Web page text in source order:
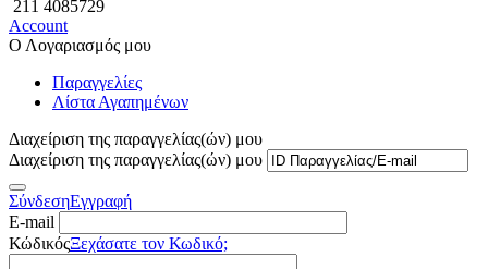
211 4085729
Account
Ο Λογαριασμός μου
Παραγγελίες
Λίστα Αγαπημένων
Διαχείριση της παραγγελίας(ών) μου
Διαχείριση της παραγγελίας(ών) μου
ΣύνδεσηΕγγραφή
E-mail
ΚώδικόςΞεχάσατε τον Κωδικό;